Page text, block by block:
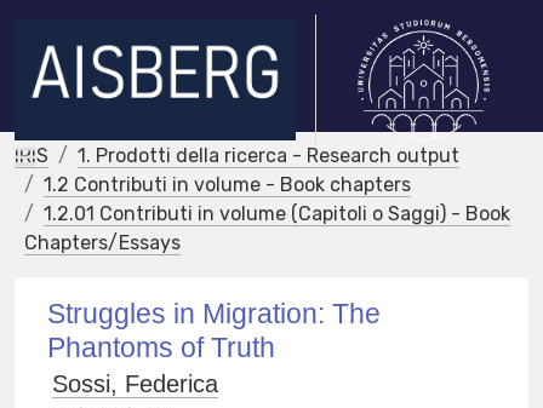
IRIS
1. Prodotti della ricerca - Research output
1.2 Contributi in volume - Book chapters
1.2.01 Contributi in volume (Capitoli o Saggi) - Book
Chapters/Essays
Struggles in Migration: The
Phantoms of Truth
Sossi, Federica